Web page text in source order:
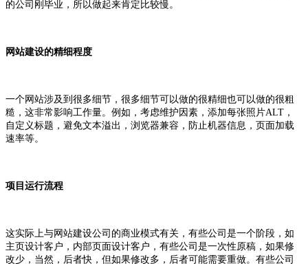
的公司刚毕业，所以做起来肯定比较慢。
网站建设的精细程度
一个网站涉及到很多细节，很多细节可以做的很精细也可以做的很粗
糙，这非常影响工作量。例如，考虑维护因素，添加每张照片ALT，
自定义标题，避免文本溢出，浏览器兼容，防止机器信息，页面加载
速率等。
项目运行流程
这实际上与网站建设公司的商业模式有关，有些公司是一个阶段，如
主页设计客户，内部页面设计客户，有些公司是一次性原稿，如果修
改少，当然，后者快，但如果修改多，后者可能需要重做。有些公司